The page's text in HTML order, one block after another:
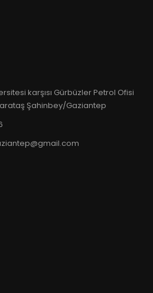
karşısı Gürbüzler Petrol Ofisi
Şahinbey/Gaziantep